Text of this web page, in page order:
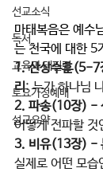
선교소식
독서
교육과 테필린
토요가정예배
설교요약
마태복음은 예수
는 천국에 대한 5
1. 산상수훈(5-7
리: 누가 하나님
2. 파송(10장) -
어떻게 전파할 것
3. 비유(13장) -
실제로 어떤 모습